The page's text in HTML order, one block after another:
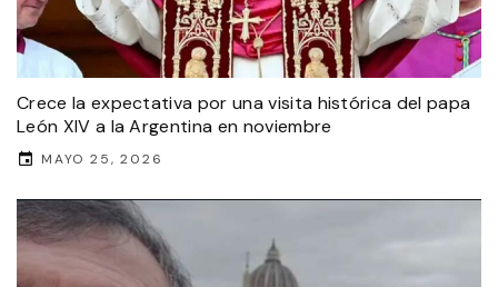
Crece la expectativa por una visita histórica del papa
León XIV a la Argentina en noviembre
MAYO 25, 2026